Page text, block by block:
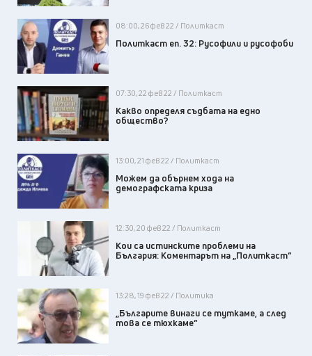
08:00, 26 фев 22 / Политкаст
Политкаст еп. 32: Русофили и русофоби
07:30, 22 фев 22 / Политкаст
Какво определя съдбата на едно
общество?
13:00, 21 фев 22 / Политкаст
Можем да обърнем хода на
демографската криза
12:30, 20 фев 22 / Политкаст
Кои са истинските проблеми на
България: Коментарът на „Политкаст“
13:28, 19 фев 22 / Политика
„Българите винаги се туткаме, а след
това се тюхкаме“